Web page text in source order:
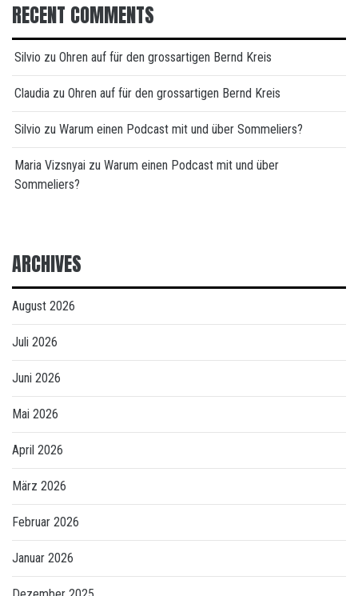
RECENT COMMENTS
Silvio zu Ohren auf für den grossartigen Bernd Kreis
Claudia zu Ohren auf für den grossartigen Bernd Kreis
Silvio zu Warum einen Podcast mit und über Sommeliers?
Maria Vizsnyai zu Warum einen Podcast mit und über
Sommeliers?
ARCHIVES
August 2026
Juli 2026
Juni 2026
Mai 2026
April 2026
März 2026
Februar 2026
Januar 2026